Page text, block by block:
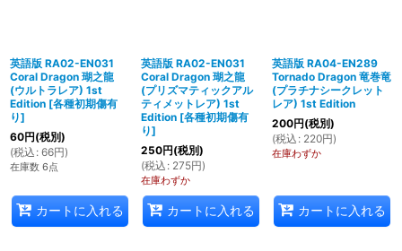
英語版 RA02-EN031
Coral Dragon 瑚之龍
(ウルトラレア) 1st
Edition [各種初期傷有
り]
60円(税別)
(税込 : 66円)
在庫数 6点
カートに入れる
英語版 RA02-EN031
Coral Dragon 瑚之龍
(プリズマティックアル
ティメットレア) 1st
Edition [各種初期傷有
り]
250円(税別)
(税込 : 275円)
在庫わずか
カートに入れる
英語版 RA04-EN289
Tornado Dragon 竜巻竜
(プラチナシークレット
レア) 1st Edition
200円(税別)
(税込 : 220円)
在庫わずか
カートに入れる